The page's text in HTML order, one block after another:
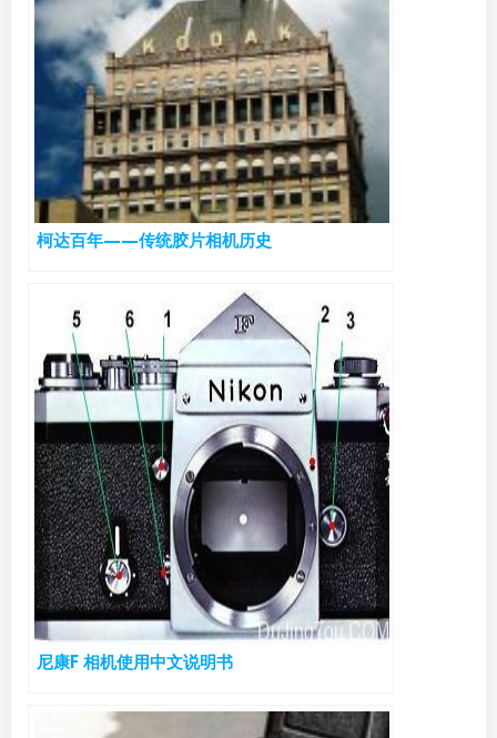
柯达百年——传统胶片相机历史
尼康F 相机使用中文说明书